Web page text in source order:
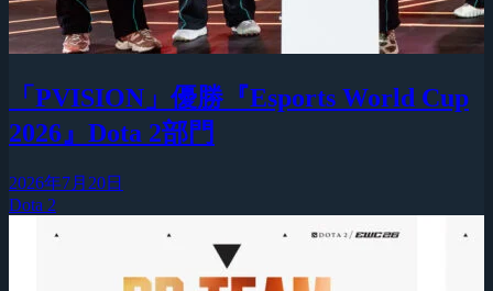
「PVISION」優勝『Esports World Cup
2026』Dota 2部門
2026年7月20日
Dota 2